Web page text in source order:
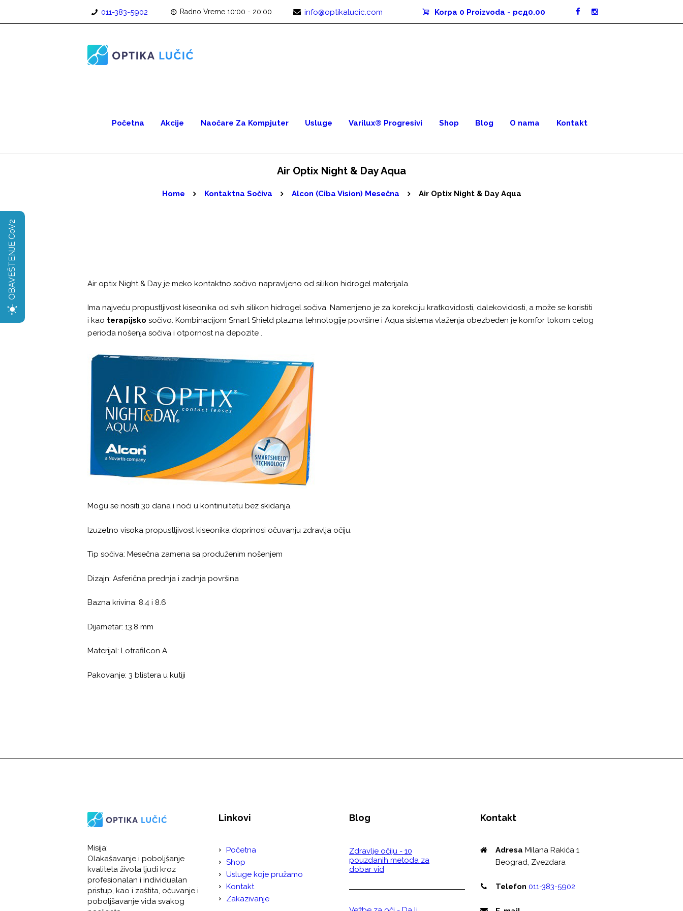
info@optikalucic.com
011-383-5902 Radno Vreme 10:00 - 20:00 Korpa 0 Proizvoda - рсд0.00
Početna Akcije Naočare Za Kompjuter Usluge Varilux® Progresivi Shop Blog O nama Kontakt
Air Optix Night & Day Aqua
Home Kontaktna Sočiva Alcon (Ciba Vision) Mesečna Air Optix Night & Day Aqua
Air optix Night & Day je meko kontaktno sočivo napravljeno od silikon hidrogel materijala.
Ima najveću propustljivost kiseonika od svih silikon hidrogel sočiva. Namenjeno je za korekciju kratkovidosti, dalekovidosti, a može se koristiti
i kao terapijsko sočivo. Kombinacijom Smart Shield plazma tehnologije površine i Aqua sistema vlaženja obezbeđen je komfor tokom celog
perioda nošenja sočiva i otpornost na depozite .
Mogu se nositi 30 dana i noći u kontinuitetu bez skidanja.
Izuzetno visoka propustljivost kiseonika doprinosi očuvanju zdravlja očiju.
Tip sočiva: Mesečna zamena sa produženim nošenjem
Dizajn: Asferična prednja i zadnja površina
Bazna krivina: 8.4 i 8.6
Dijametar: 13.8 mm
Materijal: Lotrafilcon A
Pakovanje: 3 blistera u kutiji
Misija:
Olakašavanje i poboljšanje
kvaliteta života ljudi kroz
profesionalan i individualan
pristup, kao i zaštita, očuvanje i
poboljšavanje vida svakog
Linkovi
Početna
Shop
Usluge koje pružamo
Kontakt
Zakazivanje
Blog
Zdravlje očiju - 10
pouzdanih metoda za
dobar vid
Kontakt
Adresa Milana Rakića 1
Beograd, Zvezdara
Telefon 011-383-5902
OBAVEŠTENJE CoV2